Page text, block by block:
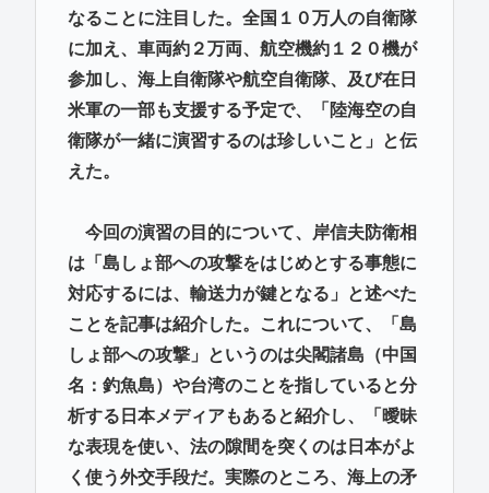
なることに注目した。全国１０万人の自衛隊
に加え、車両約２万両、航空機約１２０機が
参加し、海上自衛隊や航空自衛隊、及び在日
米軍の一部も支援する予定で、「陸海空の自
衛隊が一緒に演習するのは珍しいこと」と伝
えた。
今回の演習の目的について、岸信夫防衛相
は「島しょ部への攻撃をはじめとする事態に
対応するには、輸送力が鍵となる」と述べた
ことを記事は紹介した。これについて、「島
しょ部への攻撃」というのは尖閣諸島（中国
名：釣魚島）や台湾のことを指していると分
析する日本メディアもあると紹介し、「曖昧
な表現を使い、法の隙間を突くのは日本がよ
く使う外交手段だ。実際のところ、海上の矛